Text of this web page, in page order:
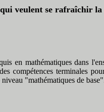
veulent se rafraîchir
en mathématiques dans
compétences terminales
"mathématiques de